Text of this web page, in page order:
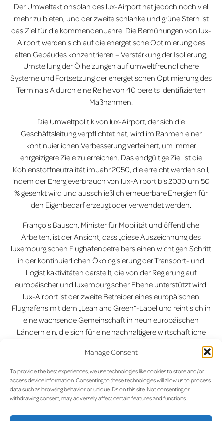
Manage Consent
To provide the best experiences, we use technologies like cookies to store and/or
access device information. Consenting to these technologies will allow us to process
data such as browsing behavior or unique IDs on this site. Not consenting or
withdrawing consent, may adversely affect certain features and functions.
Der Umweltaktionsplan des lux-Airport hat jedoch noch viel
mehr zu bieten, und der zweite schlanke und grüne Stern ist
das Ziel für die kommenden Jahre. Die Bemühungen von lux-
Airport werden sich auf die energetische Optimierung des
alten Gebäudes konzentrieren – Verstärkung der Isolierung,
Umstellung der Ölheizungen auf umweltfreundlichere
Systeme und Fortsetzung der energetischen Optimierung des
Terminals A durch eine Reihe von 40 bereits identifizierten
Maßnahmen.
Die Umweltpolitik von lux-Airport, der sich die
Geschäftsleitung verpflichtet hat, wird im Rahmen einer
kontinuierlichen Verbesserung verfeinert, um immer
ehrgeizigere Ziele zu erreichen. Das endgültige Ziel ist die
Kohlenstoffneutralität im Jahr 2050, die erreicht werden soll,
indem der Energieverbrauch von lux-Airport bis 2030 um 50
% gesenkt wird und ausschließlich erneuerbare Energien für
den Eigenbedarf erzeugt oder verwendet werden.
François Bausch, Minister für Mobilität und öffentliche
Arbeiten, ist der Ansicht, dass „diese Auszeichnung des
luxemburgischen Flughafenbetreibers einen wichtigen Schritt
in der kontinuierlichen Ökologisierung der Transport- und
Logistikaktivitäten darstellt, die von der Regierung auf
europäischer und luxemburgischer Ebene unterstützt wird.
lux-Airport ist der zweite Betreiber eines europäischen
Flughafens mit dem „Lean and Green“-Label und reiht sich in
eine wachsende Gemeinschaft in neun europäischen
Ländern ein, die sich für eine nachhaltigere wirtschaftliche
Beitragsnavigation
Gepäckfördersystem (BHS)
am Flughafen Luxemburg auf
„Standard 3 – Zugelassene